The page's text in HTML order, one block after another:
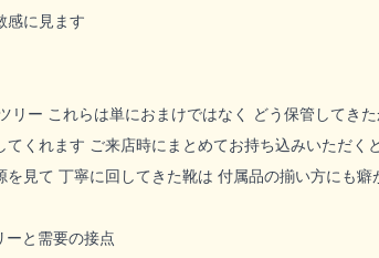
感に見ます
リー これらは単におまけではなく どう保管してき
くれます ご来店時にまとめてお持ち込みいただ
見て 丁寧に回してきた靴は 付属品の揃い方にも癖
ーと需要の接点